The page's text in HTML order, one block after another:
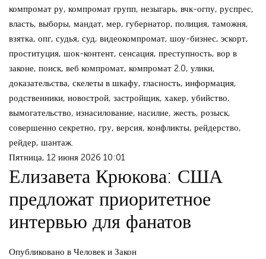
компромат ру, компромат групп, незыгарь, вчк-огпу, руспрес,
власть, выборы, мандат, мер, губернатор, полиция, таможня,
взятка, опг, судья, суд, видеокомпромат, шоу-бизнес, эскорт,
проституция, шок-контент, сенсация, преступность, вор в
законе, поиск, веб компромат, компромат 2.0, улики,
доказательства, скелеты в шкафу, гласность, информация,
родственники, новострой, застройщик, хакер, убийство,
вымогательство, изнасилование, насилие, жесть, розыск,
совершенно секретно, гру, версия, конфликты, рейдерство,
рейдер, шантаж.
Пятница, 12 июня 2026 10:01
Елизавета Крюкова: США
предложат приоритетное
интервью для фанатов
Опубликовано в Человек и Закон